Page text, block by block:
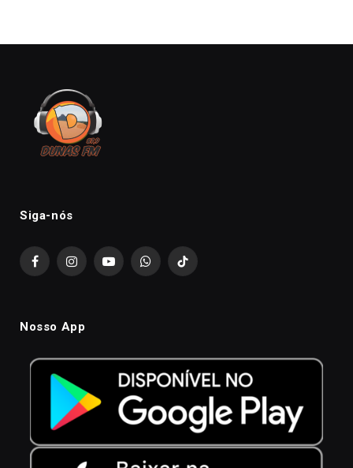
Siga-nós
FacebookInstagramYouTubeWhatsAppTikTok
Nosso App